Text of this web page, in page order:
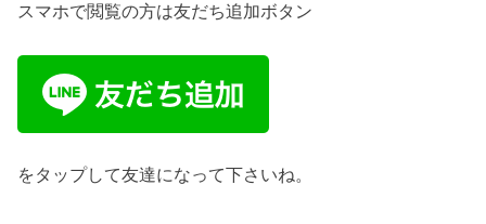
スマホで閲覧の方は友だち追加ボタン
をタップして友達になって下さいね。